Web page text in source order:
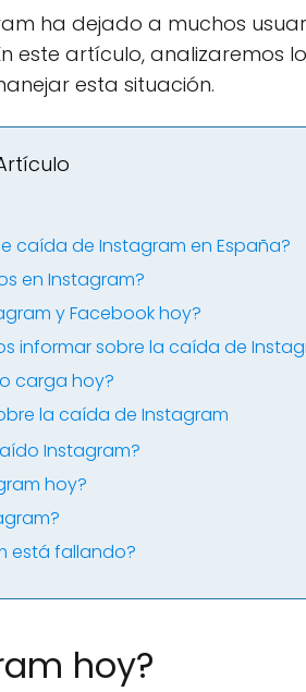
ha dejado a muchos
este artículo, analizaremos
esta situación.
caída de Instagram en España?
en Instagram?
y Facebook hoy?
informar sobre la caída de
carga hoy?
la caída de Instagram
Instagram?
hoy?
está fallando?
hoy?